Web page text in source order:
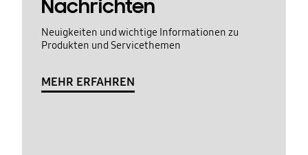
Nachrichten
Neuigkeiten und wichtige Informationen zu
Produkten und Servicethemen
MEHR ERFAHREN